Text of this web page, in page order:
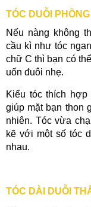
TÓC DUỖI
Nếu nàng không
cầu kì như tóc
chữ C thì bạn có
uốn đuôi nhẹ.
Kiểu tóc thích
giúp mặt bạn thon
nhiên. Tóc vừa
kẽ với một số tóc
nhau.
TÓC DÀI DUỖI